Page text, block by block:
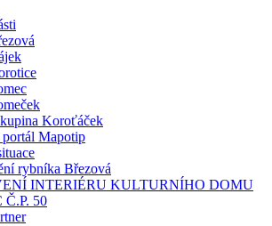
Koroťáček
Mapotip
rybníka Březová
INTERIÉRU KULTURNÍHO DOMU
50